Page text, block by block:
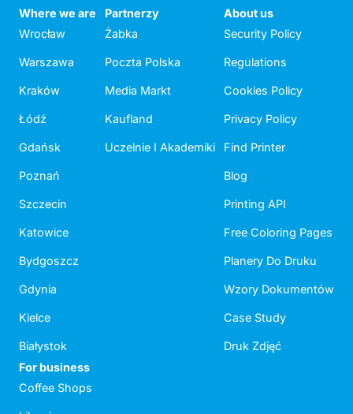
Where we are
Wrocław
Warszawa
Kraków
Łódź
Gdańsk
Poznań
Szczecin
Katowice
Bydgoszcz
Gdynia
Kielce
Białystok
Partnerzy
Żabka
Poczta Polska
Media Markt
Kaufland
Uczelnie I Akademiki
About us
Security Policy
Regulations
Cookies Policy
Privacy Policy
Find Printer
Blog
Printing API
Free Coloring Pages
Planery Do Druku
Wzory Dokumentów
Case Study
Druk Zdjęć
For business
Coffee Shops